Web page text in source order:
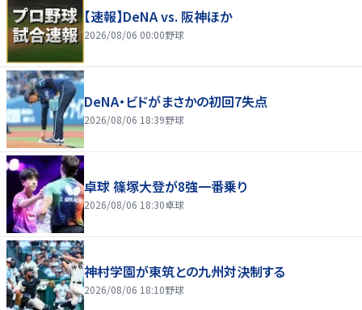
【速報】DeNA vs. 阪神ほか
2026/08/06 00:00野球
DeNA・ビドがまさかの初回7失点
2026/08/06 18:39野球
卓球 篠塚大登が8強一番乗り
2026/08/06 18:30卓球
神村学園が東筑との九州対決制する
2026/08/06 18:10野球